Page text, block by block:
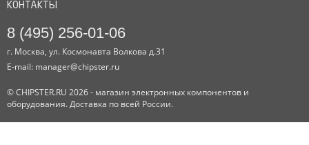
КОНТАКТЫ
8 (495) 256-01-06
г. Москва, ул. Космонавта Волкова д.31
E-mail: manager@chipster.ru
© CHIPSTER.RU 2026 - магазин электронных компонентов и
оборудования. Доставка по всей России.